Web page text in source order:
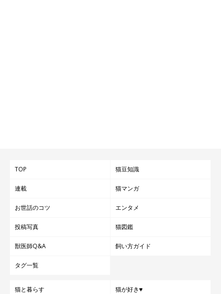
TOP 猫豆知識
連載 猫マンガ
お世話のコツ エンタメ
投稿写真 猫図鑑
獣医師Q&A 飼い方ガイド
タグ一覧
猫と暮らす 猫が好き♥